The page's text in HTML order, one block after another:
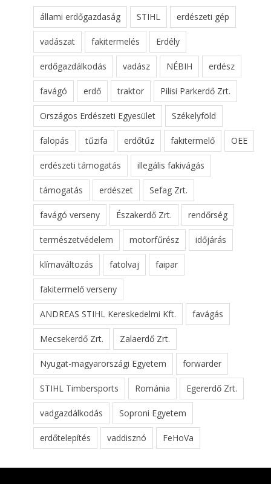
állami erdőgazdaság STIHL erdészeti gép
vadászat fakitermelés Erdély
erdőgazdálkodás vadász NÉBIH erdész
favágó erdő traktor Pilisi Parkerdő Zrt.
Országos Erdészeti Egyesület Székelyföld
falopás tűzifa erdőtűz fakitermelő OEE
erdészeti támogatás illegális fakivágás
támogatás erdészet Sefag Zrt.
favágó verseny Északerdő Zrt. rendőrség
természetvédelem motorfűrész időjárás
klímaváltozás fatolvaj faipar
fakitermelő verseny
ANDREAS STIHL Kereskedelmi Kft. favágás
Mecsekerdő Zrt. Zalaerdő Zrt.
Nyugat-magyarországi Egyetem forwarder
STIHL Timbersports Románia Egererdő Zrt.
vadgazdálkodás Soproni Egyetem
erdőtelepítés vaddisznó FeHoVa